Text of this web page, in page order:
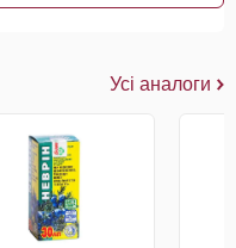
Усі аналоги